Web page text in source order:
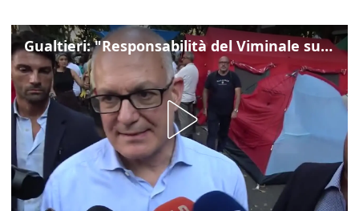
Gualtieri: "Responsabilità del Viminale su Spin Time? La posizione dei partiti è nota"